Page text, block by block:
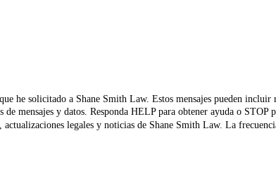
he solicitado a Shane Smith Law. Estos mensajes pueden incluir
mensajes y datos. Responda HELP para obtener ayuda o STOP
legales y noticias de Shane Smith Law. La